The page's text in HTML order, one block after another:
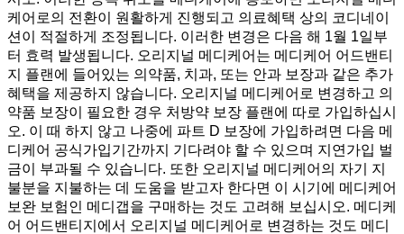
케어로의 전환이 원활하게 진행되고 의료혜택 상의 코디네이
션이 적절하게 조정됩니다. 이러한 변경은 다음 해 1월 1일부
터 효력 발생됩니다. 오리지널 메디케어는 메디케어 어드밴티
지 플랜에 들어있는 의약품, 치과, 또는 안과 보장과 같은 추가
혜택을 제공하지 않습니다. 오리지널 메디케어로 변경하고 의
약품 보장이 필요한 경우 처방약 보장 플랜에 따로 가입하십시
오. 이 때 하지 않고 나중에 파트 D 보장에 가입하려면 다음 메
디케어 공식가입기간까지 기다려야 할 수 있으며 지연가입 벌
금이 부과될 수 있습니다. 또한 오리지널 메디케어의 자기 지
불분을 지불하는 데 도움을 받고자 한다면 이 시기에 메디케어
보완 보험인 메디갭을 구매하는 것도 고려해 보십시오. 메디케
어 어드밴티지에서 오리지널 메디케어로 변경하는 것도 메디